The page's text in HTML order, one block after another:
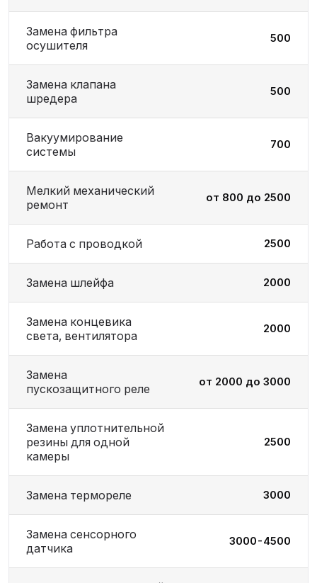
Замена фильтра
осушителя
500
Замена клапана
шредера
500
Вакуумирование
системы
700
Мелкий механический
ремонт
от 800 до 2500
Работа с проводкой 2500
Замена шлейфа 2000
Замена концевика
света, вентилятора
2000
Замена
пускозащитного реле
от 2000 до 3000
Замена уплотнительной
резины для одной
камеры
2500
Замена термореле 3000
Замена сенсорного
датчика
3000-4500